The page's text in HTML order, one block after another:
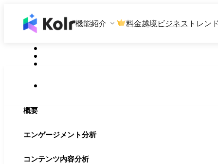
機能紹介 料金越境ビジネス トレン
概要
エンゲージメント分析
コンテンツ内容分析